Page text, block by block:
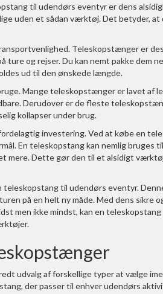
til udendørs eventyr er dens
uden et sådan værktøj. Det betyder,
Teleskopstænger er
ture og rejser. Du kan nemt pakke dem
ud til den ønskede længde.
Mange teleskopstænger er lavet af
Derudover er de fleste
kollapser under brug.
investering. Ved at købe en
En teleskopstang kan nemlig bruges
mere. Dette gør den til et alsidigt
teleskopstang til udendørs eventyr.
på en helt ny måde. Med dens sikre
men ikke mindst, kan en
udvalg af forskellige typer at vælge
der passer til enhver udendørs